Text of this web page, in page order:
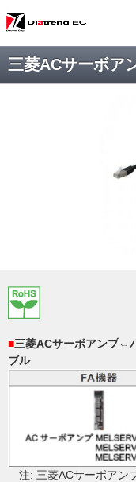
■三菱ACサーボアンプ⇔
ブル
注: 三菱ACサーボアン